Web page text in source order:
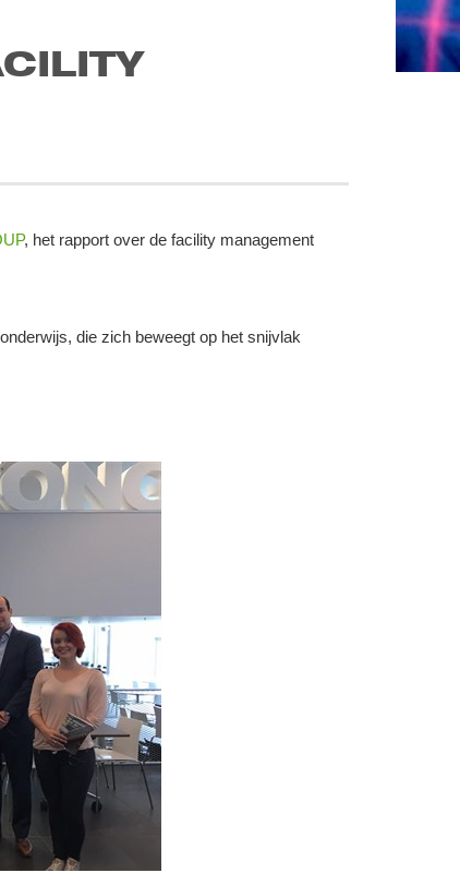
, het rapport over de facility management
die zich beweegt op het snijvlak